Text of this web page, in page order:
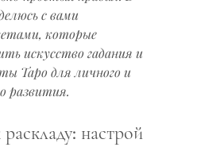
с вами
которые
искусство гадания и
Таро для личного и
развития.
настрой